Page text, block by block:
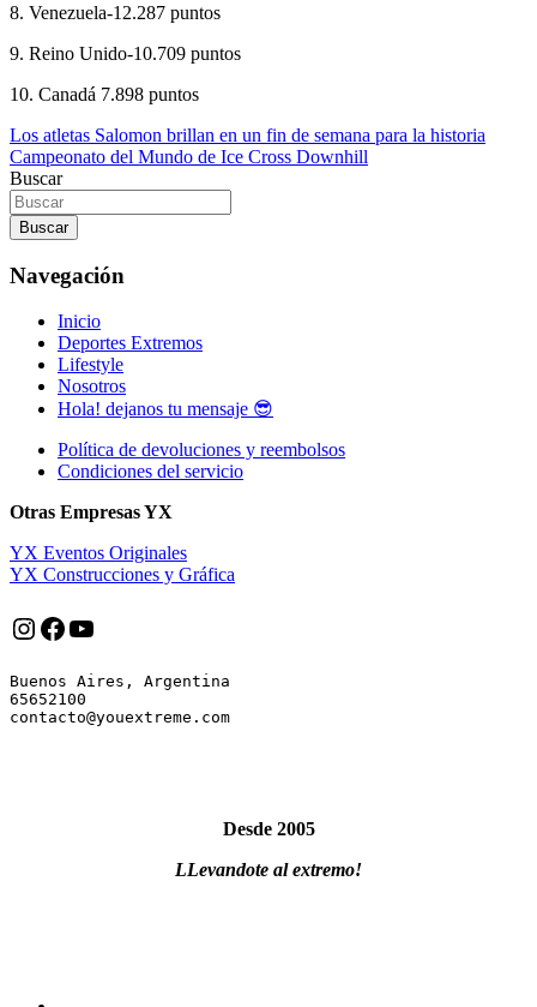
8. Venezuela-12.287 puntos
9. Reino Unido-10.709 puntos
10. Canadá 7.898 puntos
Navegación
de
entradas
Los atletas Salomon brillan en un fin de semana para la historia
Campeonato del Mundo de Ice Cross Downhill
Buscar
Buscar
Navegación
Inicio
Deportes Extremos
Lifestyle
Nosotros
Hola! dejanos tu mensaje 😎
Política de devoluciones y reembolsos
Condiciones del servicio
Otras Empresas YX
YX Eventos Originales
YX Construcciones y Gráfica
Instagram
Facebook
YouTube
Buenos Aires, Argentina
65652100
Desde 2005
LLevandote al extremo!